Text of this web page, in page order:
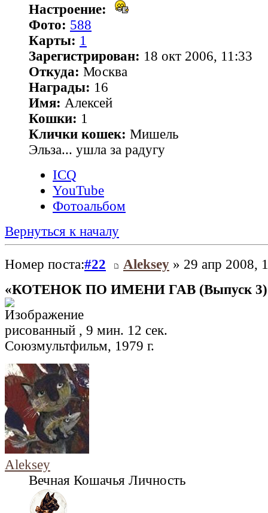
Настроение:
Фото: 588
Карты: 1
Зарегистрирован: 18 окт 2006, 11:33
Откуда: Москва
Награды: 16
Имя: Алексей
Кошки: 1
Клички кошек: Мишель
Эльза... ушла за радугу
ICQ
YouTube
Фотоальбом
Вернуться к началу
Номер поста:#22 Aleksey » 29 апр 2008,
«КОТЕНОК ПО ИМЕНИ ГАВ (Выпуск
рисованный , 9 мин. 12 сек.
Союзмультфильм, 1979 г.
Aleksey
Вечная Кошачья Личность